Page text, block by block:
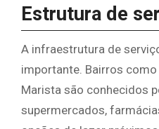
Estrutura de
A infraestrutura de
importante. Bairros
Marista são conhecidos
supermercados,